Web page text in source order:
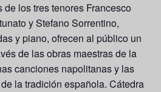
de los tres tenores Francesco
y Stefano Sorrentino,
y piano, ofrecen al público un
de las obras maestras de la
canciones napolitanas y las
la tradición española. Cátedra